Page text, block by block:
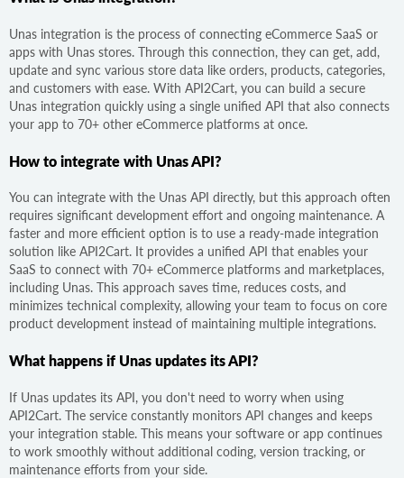
Unas integration is the process of connecting eCommerce SaaS or
apps with Unas stores. Through this connection, they can get, add,
update and sync various store data like orders, products, categories,
and customers with ease. With API2Cart, you can build a secure
Unas integration quickly using a single unified API that also connects
your app to 70+ other eCommerce platforms at once.
How to integrate with Unas API?
You can integrate with the Unas API directly, but this approach often
requires significant development effort and ongoing maintenance. A
faster and more efficient option is to use a ready-made integration
solution like API2Cart. It provides a unified API that enables your
SaaS to connect with 70+ eCommerce platforms and marketplaces,
including Unas. This approach saves time, reduces costs, and
minimizes technical complexity, allowing your team to focus on core
product development instead of maintaining multiple integrations.
What happens if Unas updates its API?
If Unas updates its API, you don't need to worry when using
API2Cart. The service constantly monitors API changes and keeps
your integration stable. This means your software or app continues
to work smoothly without additional coding, version tracking, or
maintenance efforts from your side.